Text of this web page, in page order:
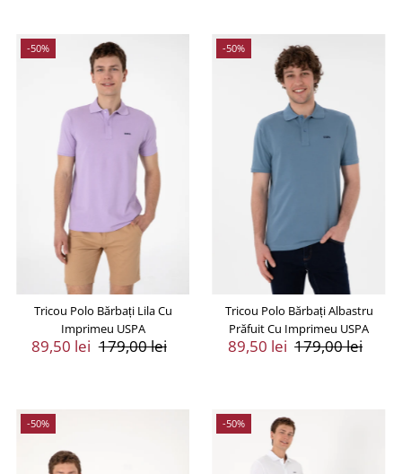
-50%
Tricou Polo Bărbați Lila Cu
Imprimeu USPA
Preț
89,50 lei Preț
179,00 lei
-50%
Tricou Polo Bărbați Albastru
Prăfuit Cu Imprimeu USPA
Preț
89,50 lei Preț
179,00 lei
-50% -50%